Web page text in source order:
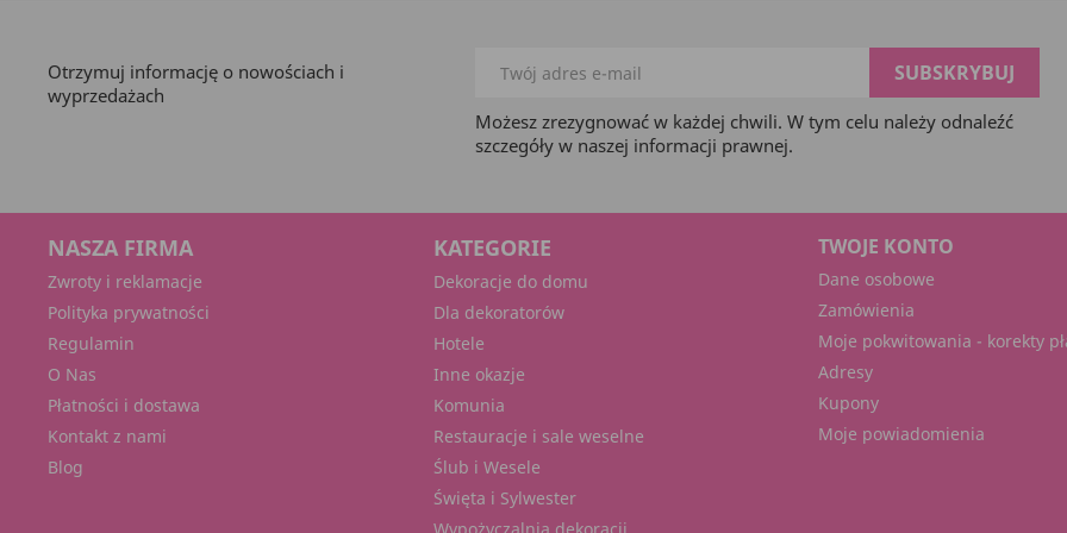
Otrzymuj informację o nowościach i
wyprzedażach
Możesz zrezygnować w każdej chwili. W tym celu należy odnaleźć
szczegóły w naszej informacji prawnej.
KATEGORIE
Dekoracje do domu
Dla dekoratorów
Hotele
Inne okazje
Komunia
Restauracje i sale weselne
Ślub i Wesele
Święta i Sylwester
NASZA FIRMA
Zwroty i reklamacje
Polityka prywatności
Regulamin
O Nas
Płatności i dostawa
Kontakt z nami
Blog
TWOJE KONTO
Dane osobowe
Zamówienia
Moje pokwitowania - korekty
Adresy
Kupony
Moje powiadomienia